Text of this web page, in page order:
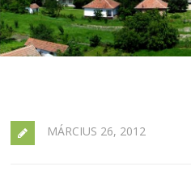
MÁRCIUS 26, 2012